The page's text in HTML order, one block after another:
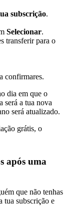
subscrição.
Selecionar.
transferir para o
confirmares.
dia em que o
será a tua nova
será atualizado.
grátis, o
após uma
que não tenhas
tua subscrição e